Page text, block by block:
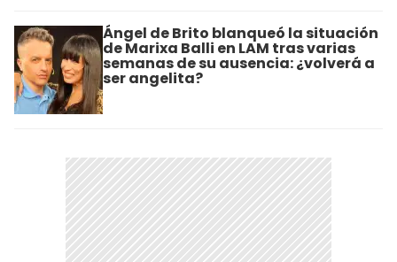
Ángel de Brito blanqueó la situación
de Marixa Balli en LAM tras varias
semanas de su ausencia: ¿volverá a
ser angelita?